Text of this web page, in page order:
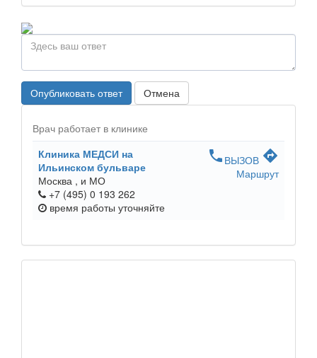
Опубликовать ответ Отмена
Врач работает в клинике
Клиника МЕДСИ на
Ильинском бульваре
Москва , и МО
+7 (495) 0 193 262
время работы уточняйте
phone ВЫЗОВ directions
Маршрут